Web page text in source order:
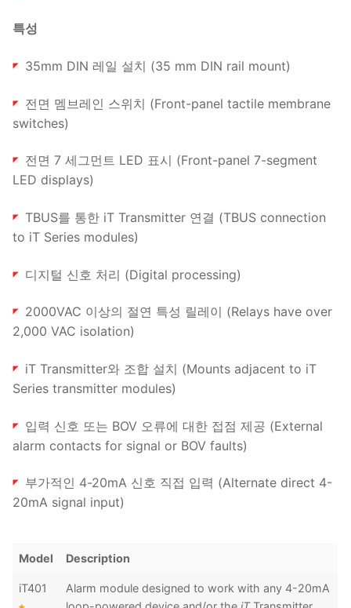
특성
35mm DIN 레일 설치 (35 mm DIN rail mount)
전면 멤브레인 스위치 (Front-panel tactile membrane
switches)
전면 7 세그먼트 LED 표시 (Front-panel 7-segment
LED displays)
TBUS를 통한 iT Transmitter 연결 (TBUS connection
to iT Series modules)
디지털 신호 처리 (Digital processing)
2000VAC 이상의 절연 특성 릴레이 (Relays have over
2,000 VAC isolation)
iT Transmitter와 조합 설치 (Mounts adjacent to iT
Series transmitter modules)
입력 신호 또는 BOV 오류에 대한 접점 제공 (External
alarm contacts for signal or BOV faults)
부가적인 4-20mA 신호 직접 입력 (Alternate direct 4-
20mA signal input)
Model Description
iT401
Alarm module designed to work with any 4-20mA